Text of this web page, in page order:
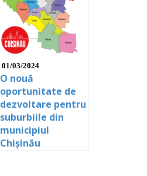
01/03/2024
O nouă
oportunitate de
dezvoltare pentru
suburbiile din
municipiul
Chișinău